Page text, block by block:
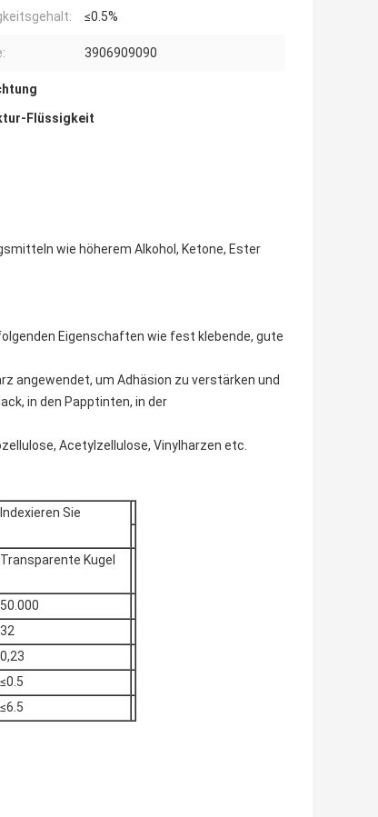
≤0.5%
3906909090
Flüssigkeit
wie höherem Alkohol, Ketone, Ester
Eigenschaften wie fest klebende, gute
angewendet, um Adhäsion zu verstärken und
in den Papptinten, in der
Acetylzellulose, Vinylharzen etc.
Indexieren Sie
Transparente Kugel
50.000
32
0,23
≤0.5
≤6.5